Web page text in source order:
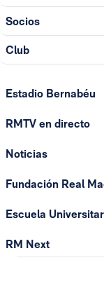
Socios
Club
Estadio Bernabéu
RMTV en directo
Noticias
Fundación Real
Escuela
RM Next